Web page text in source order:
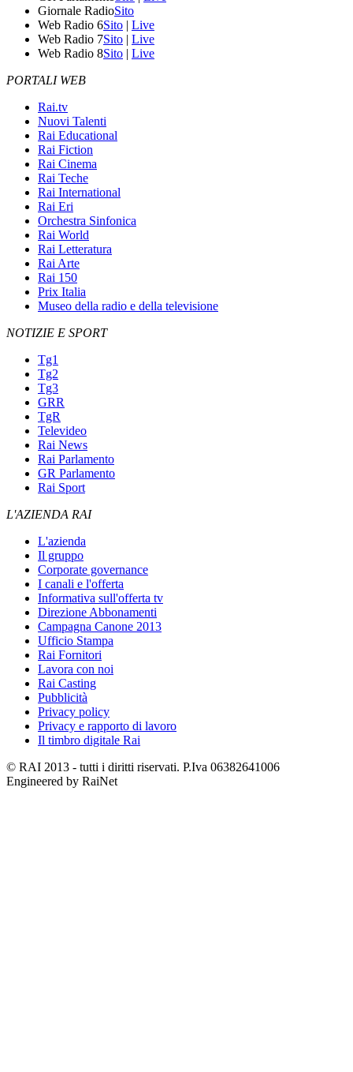
Giornale RadioSito
Web Radio 6Sito | Live
Web Radio 7Sito | Live
Web Radio 8Sito | Live
PORTALI WEB
Rai.tv
Nuovi Talenti
Rai Educational
Rai Fiction
Rai Cinema
Rai Teche
Rai International
Rai Eri
Orchestra Sinfonica
Rai World
Rai Letteratura
Rai Arte
Rai 150
Prix Italia
Museo della radio e della televisione
NOTIZIE E SPORT
Tg1
Tg2
Tg3
GRR
TgR
Televideo
Rai News
Rai Parlamento
GR Parlamento
Rai Sport
L'AZIENDA RAI
L'azienda
Il gruppo
Corporate governance
I canali e l'offerta
Informativa sull'offerta tv
Direzione Abbonamenti
Campagna Canone 2013
Ufficio Stampa
Rai Fornitori
Lavora con noi
Rai Casting
Pubblicità
Privacy policy
Privacy e rapporto di lavoro
Il timbro digitale Rai
© RAI 2013 - tutti i diritti riservati. P.Iva 06382641006
Engineered by RaiNet